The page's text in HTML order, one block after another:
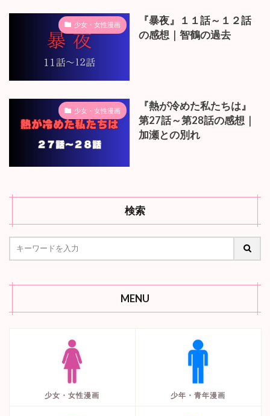
少女・女性漫画
『暴夜』１１話～１２話
の感想｜智鶴の過去
少女・女性漫画
『熱が冷めた私たちは』
第27話～第28話の感想｜
加瀬との別れ
検索
MENU
少女・女性漫画 少年・青年漫画